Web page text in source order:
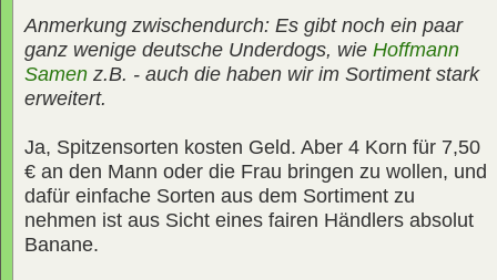
Anmerkung zwischendurch: Es gibt noch ein paar
ganz wenige deutsche Underdogs, wie Hoffmann
Samen z.B. - auch die haben wir im Sortiment stark
erweitert.
Ja, Spitzensorten kosten Geld. Aber 4 Korn für 7,50
€ an den Mann oder die Frau bringen zu wollen, und
dafür einfache Sorten aus dem Sortiment zu
nehmen ist aus Sicht eines fairen Händlers absolut
Banane.